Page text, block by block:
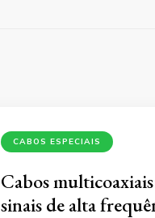
CABOS ESPECIAIS
Cabos
sinais de alta